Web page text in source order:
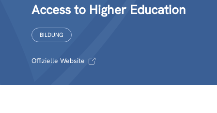
Access to Higher Education
BILDUNG
Offizielle Website